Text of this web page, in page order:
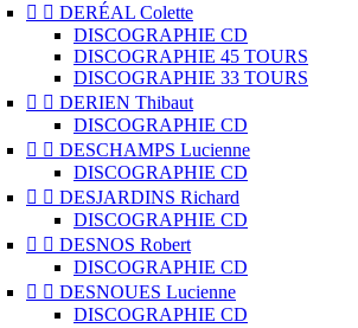
  DERÉAL Colette
DISCOGRAPHIE CD
DISCOGRAPHIE 45 TOURS
DISCOGRAPHIE 33 TOURS
  DERIEN Thibaut
DISCOGRAPHIE CD
  DESCHAMPS Lucienne
DISCOGRAPHIE CD
  DESJARDINS Richard
DISCOGRAPHIE CD
  DESNOS Robert
DISCOGRAPHIE CD
  DESNOUES Lucienne
DISCOGRAPHIE CD